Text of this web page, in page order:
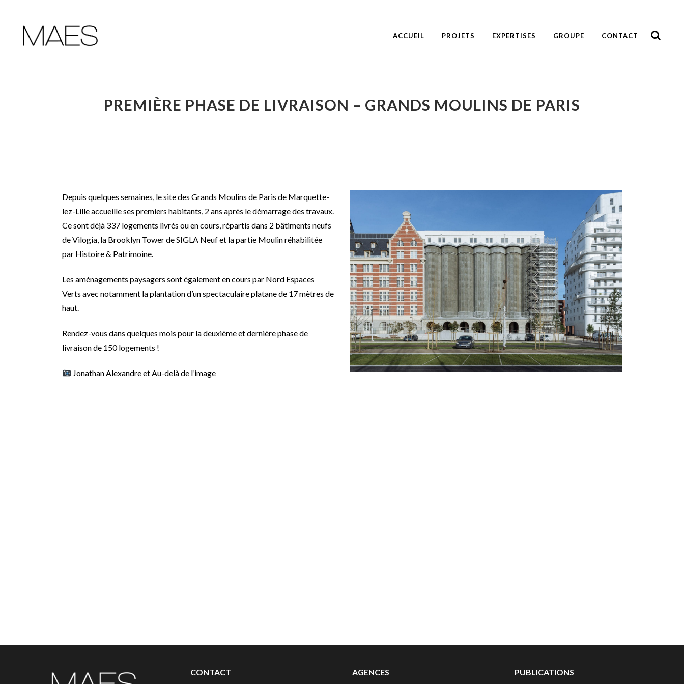
ACCUEIL PROJETS EXPERTISES GROUPE CONTACT
PREMIÈRE PHASE DE LIVRAISON – GRANDS MOULINS DE PARIS
Depuis quelques semaines, le site des Grands Moulins de Paris de Marquette-
lez-Lille accueille ses premiers habitants, 2 ans après le démarrage des travaux.
Ce sont déjà 337 logements livrés ou en cours, répartis dans 2 bâtiments neufs
de Vilogia, la Brooklyn Tower de SIGLA Neuf et la partie Moulin réhabilitée
par Histoire & Patrimoine.
Les aménagements paysagers sont également en cours par Nord Espaces
Verts avec notamment la plantation d’un spectaculaire platane de 17 mètres de
haut.
Rendez-vous dans quelques mois pour la deuxième et dernière phase de
livraison de 150 logements !
Jonathan Alexandre et Au-delà de l’image
CONTACT AGENCES PUBLICATIONS